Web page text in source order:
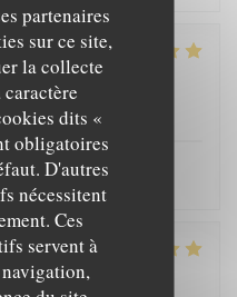
partenaires
sur ce site,
la collecte
caractère
dits «
obligatoires
D'autres
nécessitent
Ces
servent à
:5/5 Qualité / Prix
élaboré